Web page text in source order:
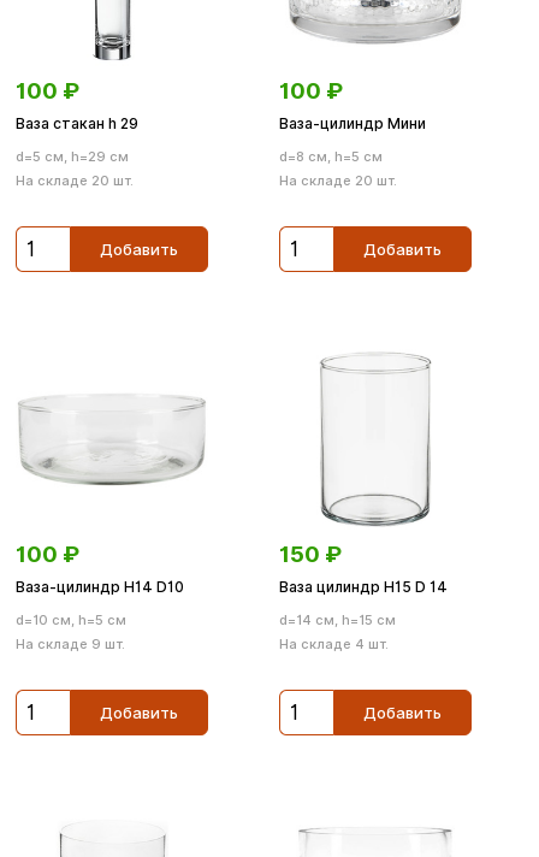
100 ₽
Ваза стакан h 29
d=5 см, h=29 см
На складе 20 шт.
Добавить
100 ₽
Ваза-цилиндр Мини
d=8 см, h=5 см
На складе 20 шт.
Добавить
100 ₽
Ваза-цилиндр H14 D10
d=10 см, h=5 см
На складе 9 шт.
Добавить
150 ₽
Ваза цилиндр H15 D 14
d=14 см, h=15 см
На складе 4 шт.
Добавить